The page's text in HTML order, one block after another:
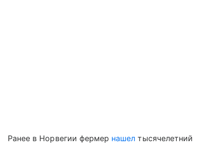
Ранее в Норвегии фермер нашел тысячелетний